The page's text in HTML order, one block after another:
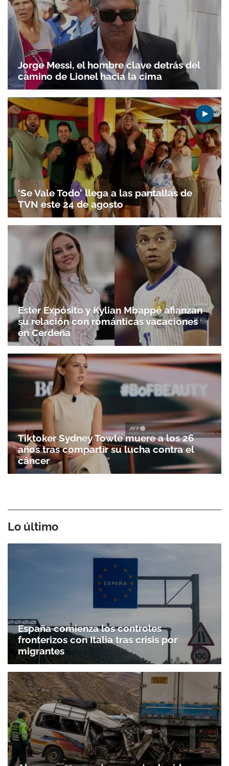
Jorge Messi, el hombre clave detrás del
camino de Lionel hacia la cima
‘Se Vale Todo’ llega a las pantallas de
TVN este 24 de agosto
Ester Expósito y Kylian Mbappé afianzan
su relación con románticas vacaciones
en Cerdeña
Tiktoker Sydney Towle muere a los 26
años tras compartir su lucha contra el
cáncer
Lo último
España comienza los controles
fronterizos con Italia tras crisis por
migrantes